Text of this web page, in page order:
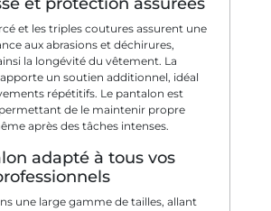
et les triples coutures assurent une
aux abrasions et déchirures,
la longévité du vêtement. La
un soutien additionnel, idéal
répétitifs. Le pantalon est
de le maintenir propre
après des tâches intenses.
adapté à tous vos
une large gamme de tailles, allant